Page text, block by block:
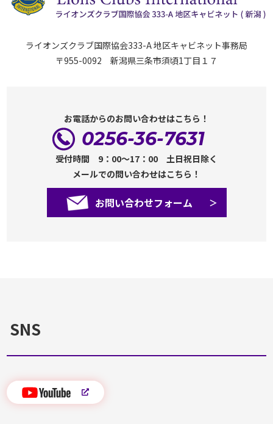
ライオンズクラブ国際協会333-A 地区キャビネット事務局
〒955-0092 新潟県三条市須頃1丁目１７
お電話からのお問い合わせはこちら！
0256-36-7631
受付時間 9：00～17：00 土日祝日除く
メールでの問い合わせはこちら！
お問い合わせフォーム
SNS